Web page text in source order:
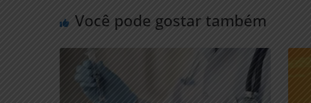
Você pode gostar também